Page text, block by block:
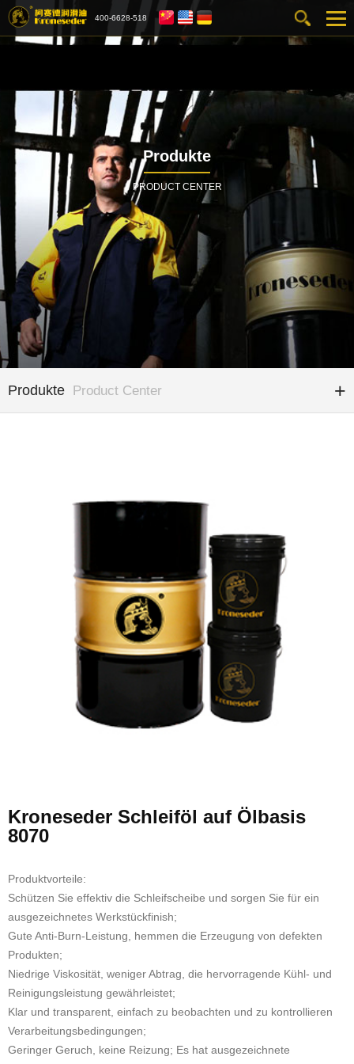
400-6628-518
Produkte
PRODUCT CENTER
Produkte Product Center
Kroneseder Schleiföl auf Ölbasis
8070
Produktvorteile:
Schützen Sie effektiv die Schleifscheibe und sorgen Sie für ein
ausgezeichnetes Werkstückfinish;
Gute Anti-Burn-Leistung, hemmen die Erzeugung von defekten
Produkten;
Niedrige Viskosität, weniger Abtrag, die hervorragende Kühl- und
Reinigungsleistung gewährleistet;
Klar und transparent, einfach zu beobachten und zu kontrollieren
Verarbeitungsbedingungen;
Geringer Geruch, keine Reizung; Es hat ausgezeichnete